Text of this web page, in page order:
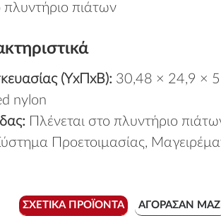
πιάτων
(ΥxΠxΒ): 30,48 × 24,9 ×
nylon
Πλένεται στο πλυντήριο
Προετοιμασίας,
ΣΧΕΤΙΚΆ ΠΡΟΪΌΝΤΑ ΑΓΌΡΑΣΑΝ ΜΑΖΊ